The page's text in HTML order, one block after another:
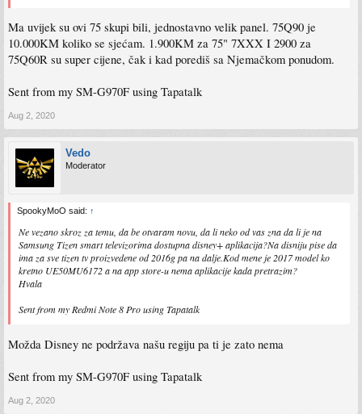
Ma uvijek su ovi 75 skupi bili, jednostavno velik panel. 75Q90 je
10.000KM koliko se sjećam. 1.900KM za 75" 7XXX I 2900 za
75Q60R su super cijene, čak i kad porediš sa Njemačkom ponudom.
Sent from my SM-G970F using Tapatalk
Aug 2, 2020
Vedo
Moderator
SpookyMoO said: ↑
Ne vezano skroz za temu, da be otvaram novu, da li neko od vas zna da li je na
Samsung Tizen smart televizorima dostupna disney+ aplikacija?Na disniju pise da
ima za sve tizen tv proizvedene od 2016g pa na dalje.Kod mene je 2017 model ko
kretno UE50MU6172 a na app store-u nema aplikacije kada pretrazim?
Hvala
Sent from my Redmi Note 8 Pro using Tapatalk
Možda Disney ne podržava našu regiju pa ti je zato nema
Sent from my SM-G970F using Tapatalk
Aug 2, 2020